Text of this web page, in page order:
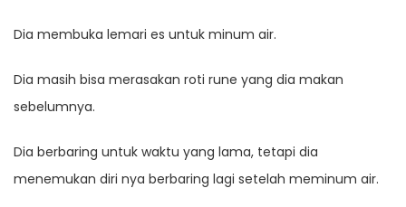
Dia membuka lemari es untuk minum air.
Dia masih bisa merasakan roti rune yang dia makan
sebelumnya.
Dia berbaring untuk waktu yang lama, tetapi dia
menemukan diri nya berbaring lagi setelah meminum air.